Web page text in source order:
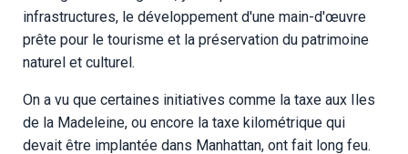
infrastructures, le développement d'une main-d'œuvre
prête pour le tourisme et la préservation du patrimoine
naturel et culturel.
On a vu que certaines initiatives comme la taxe aux Iles
de la Madeleine, ou encore la taxe kilométrique qui
devait être implantée dans Manhattan, ont fait long feu.